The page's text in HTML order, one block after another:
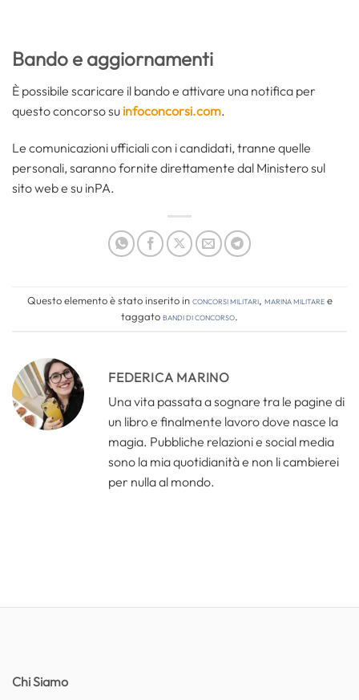
Bando e aggiornamenti
È possibile scaricare il bando e attivare una notifica per
questo concorso su infoconcorsi.com.
Le comunicazioni ufficiali con i candidati, tranne quelle
personali, saranno fornite direttamente dal Ministero sul
sito web e su inPA.
Questo elemento è stato inserito inConcorsi Militari, Marina Militaree
taggatobandi di concorso.
FEDERICA MARINO
Una vita passata a sognare tra le pagine di
un libro e finalmente lavoro dove nasce la
magia. Pubbliche relazioni e social media
sono la mia quotidianità e non li cambierei
per nulla al mondo.
Chi Siamo